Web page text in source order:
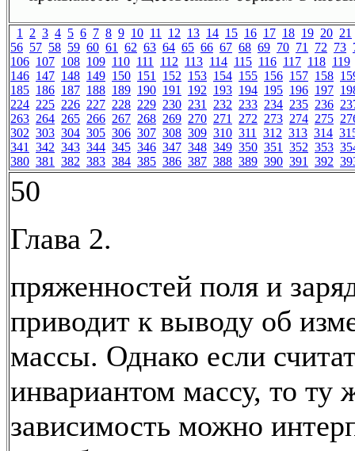
1 2 3 4 5 6 7 8 9 10 11 12 13 14 15 16 17 18 19 20 21
56 57 58 59 60 61 62 63 64 65 66 67 68 69 70 71 72 73
106 107 108 109 110 111 112 113 114 115 116 117 118 119
146 147 148 149 150 151 152 153 154 155 156 157 158
185 186 187 188 189 190 191 192 193 194 195 196 197
224 225 226 227 228 229 230 231 232 233 234 235 236
263 264 265 266 267 268 269 270 271 272 273 274 275
302 303 304 305 306 307 308 309 310 311 312 313 314
341 342 343 344 345 346 347 348 349 350 351 352 353
380 381 382 383 384 385 386 387 388 389 390 391 392
50
Глава 2.
пряженностей поля и
приводит к выводу об
массы. Однако если
инвариантом массу, то ту
зависимость можно